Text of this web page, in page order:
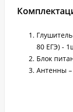
80 ЕГЭ) -
Блок
Антенны